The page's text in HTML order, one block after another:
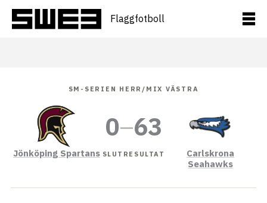
innehåll
Flaggfotboll
SM-SERIEN HERR/MIX VÄSTRA
Jönköping Spartans
0–63
SLUTRESULTAT
Carlskrona
Seahawks